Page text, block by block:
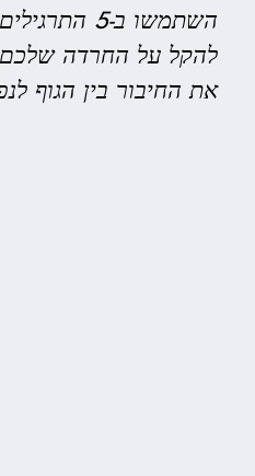
השתמשו ב-5
להקל על החרדה שלכם
את החיבור בין הגוף